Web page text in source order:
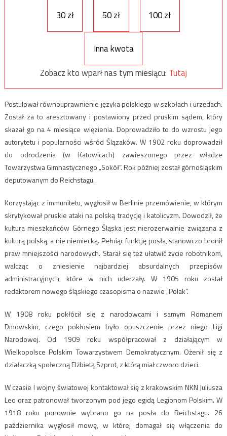
30 zł 50 zł 100 zł
Inna kwota
Zobacz kto wparł nas tym miesiącu: Tutaj
Postulował równouprawnienie języka polskiego w szkołach i urzędach.
Został za to aresztowany i postawiony przed pruskim sądem, który
skazał go na 4 miesiące więzienia. Doprowadziło to do wzrostu jego
autorytetu i popularności wśród Ślązaków. W 1902 roku doprowadził
do odrodzenia (w Katowicach) zawieszonego przez władze
Towarzystwa Gimnastycznego „Sokół”. Rok później został górnośląskim
deputowanym do Reichstagu.
Korzystając z immunitetu, wygłosił w Berlinie przemówienie, w którym
skrytykował pruskie ataki na polską tradycję i katolicyzm. Dowodził, że
kultura mieszkańców Górnego Śląska jest nierozerwalnie związana z
kulturą polską, a nie niemiecką. Pełniąc funkcję posła, stanowczo bronił
praw mniejszości narodowych. Starał się też ułatwić życie robotnikom,
walcząc o zniesienie najbardziej absurdalnych przepisów
administracyjnych, które w nich uderzały. W 1905 roku został
redaktorem nowego śląskiego czasopisma o nazwie „Polak”.
W 1908 roku pokłócił się z narodowcami i samym Romanem
Dmowskim, czego pokłosiem było opuszczenie przez niego Ligi
Narodowej. Od 1909 roku współpracował z działającym w
Wielkopolsce Polskim Towarzystwem Demokratycznym. Ożenił się z
działaczką społeczną Elżbietą Szprot, z którą miał czworo dzieci.
W czasie I wojny światowej kontaktował się z krakowskim NKN Juliusza
Leo oraz patronował tworzonym pod jego egidą Legionom Polskim. W
1918 roku ponownie wybrano go na posła do Reichstagu. 26
października wygłosił mowę, w której domagał się włączenia do